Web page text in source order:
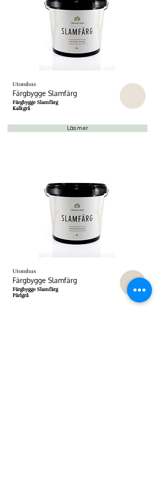
Utomhus
Färgbygge Slamfärg
Kalkgrå
Färgbygge Slamfärg
Läs mer
Utomhus
Färgbygge Slamfärg
Pärlgrå
Färgbygge Slamfärg